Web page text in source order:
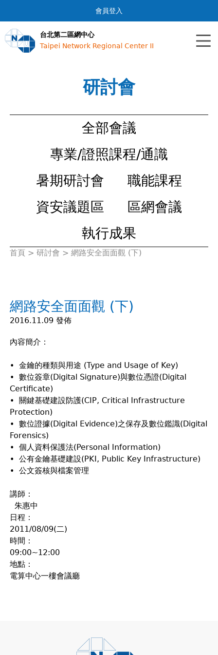
Jump to navigation
會員登入
台北第二區網中心
Taipei Network Regional Center II
研討會
全部會議
專業/證照課程/通識
暑期研討會
職能課程
資安議題區
區網會議
執行成果
您
這
首頁 > 研討會 > 網路安全面面觀 (下)
網路安全面面觀 (下)
2016.11.09 發佈
內容簡介：
• 金鑰的種類與用途 (Type and Usage of Key)
• 數位簽章(Digital Signature)與數位憑證(Digital
Certificate)
• 關鍵基礎建設防護(CIP, Critical Infrastructure
Protection)
• 數位證據(Digital Evidence)之保存及數位鑑識(Digital
Forensics)
• 個人資料保護法(Personal Information)
• 公有金鑰基礎建設(PKI, Public Key Infrastructure)
• 公文簽核與檔案管理
講師：
朱惠中
日程：
2011/08/09(二)
時間：
09:00~12:00
地點：
電算中心一樓會議廳